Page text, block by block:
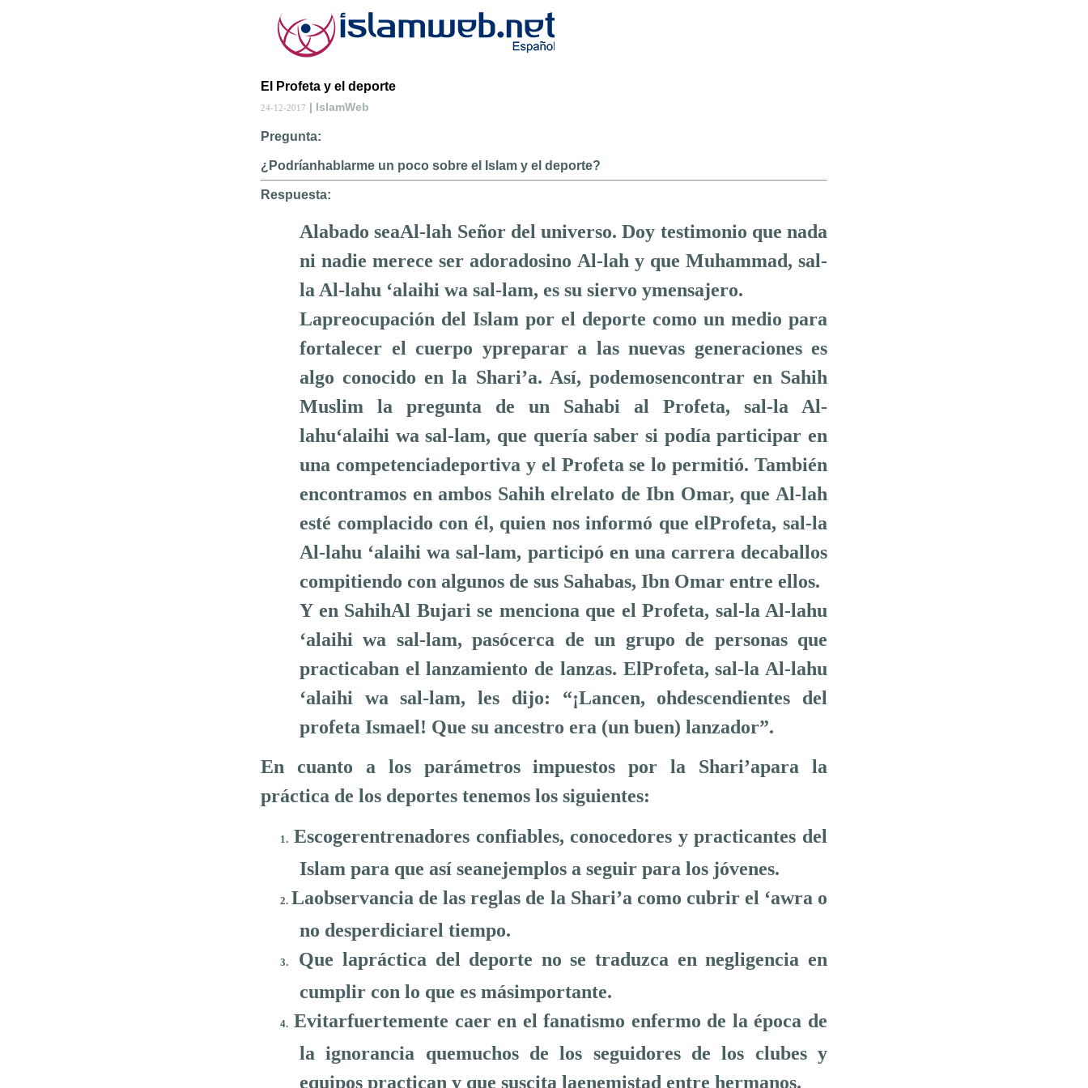
El Profeta y el deporte
24-12-2017 | IslamWeb
Pregunta:
¿Podríanhablarme un poco sobre el Islam y el deporte?
Respuesta:
Alabado seaAl-lah Señor del universo. Doy testimonio que nada
ni nadie merece ser adoradosino Al-lah y que Muhammad, sal-
la Al-lahu ‘alaihi wa sal-lam, es su siervo ymensajero.
Lapreocupación del Islam por el deporte como un medio para
fortalecer el cuerpo ypreparar a las nuevas generaciones es
algo conocido en la Shari’a. Así, podemosencontrar en Sahih
Muslim la pregunta de un Sahabi al Profeta, sal-la Al-
lahu‘alaihi wa sal-lam, que quería saber si podía participar en
una competenciadeportiva y el Profeta se lo permitió. También
encontramos en ambos Sahih elrelato de Ibn Omar, que Al-lah
esté complacido con él, quien nos informó que elProfeta, sal-la
Al-lahu ‘alaihi wa sal-lam, participó en una carrera decaballos
compitiendo con algunos de sus Sahabas, Ibn Omar entre ellos.
Y en SahihAl Bujari se menciona que el Profeta, sal-la Al-lahu
‘alaihi wa sal-lam, pasócerca de un grupo de personas que
practicaban el lanzamiento de lanzas. ElProfeta, sal-la Al-lahu
‘alaihi wa sal-lam, les dijo: “¡Lancen, ohdescendientes del
profeta Ismael! Que su ancestro era (un buen) lanzador”.
En cuanto a los parámetros impuestos por la Shari’apara la
práctica de los deportes tenemos los siguientes:
1. Escogerentrenadores confiables, conocedores y practicantes del
Islam para que así seanejemplos a seguir para los jóvenes.
2. Laobservancia de las reglas de la Shari’a como cubrir el ‘awra o
no desperdiciarel tiempo.
3.
Que lapráctica del deporte no se traduzca en negligencia en
cumplir con lo que es másimportante.
4. Evitarfuertemente caer en el fanatismo enfermo de la época de
la ignorancia quemuchos de los seguidores de los clubes y
equipos practican y que suscita laenemistad entre hermanos.